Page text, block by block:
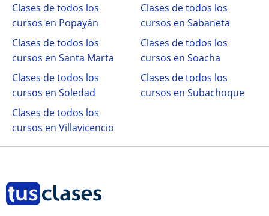
Clases de todos los
cursos en Popayán
Clases de todos los
cursos en Sabaneta
Clases de todos los
cursos en Santa Marta
Clases de todos los
cursos en Soacha
Clases de todos los
cursos en Soledad
Clases de todos los
cursos en Subachoque
Clases de todos los
cursos en Villavicencio